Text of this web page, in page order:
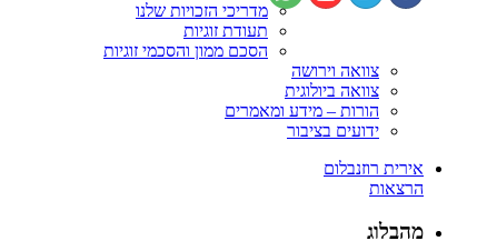
מדריכי הזכויות שלנו
תעודת זוגיות
הסכם ממון והסכמי זוגיות
צוואה וירושה
צוואה ביולוגית
הורות – מידע ומאמרים
ידועים בציבור
אירית רוזנבלום
הרצאות
מהבלוג